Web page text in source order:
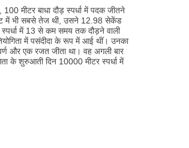
मीटर बाधा दौड़ स्पर्धा में पदक जीतने
में भी सबसे तेज थी, उसने 12.98 सेकेंड
में 13 से कम समय तक दौड़ने वाली
में पसंदीदा के रूप में आई थीं। उनका
और एक रजत जीता था। वह अगली बार
के शुरुआती दिन 10000 मीटर स्पर्धा में